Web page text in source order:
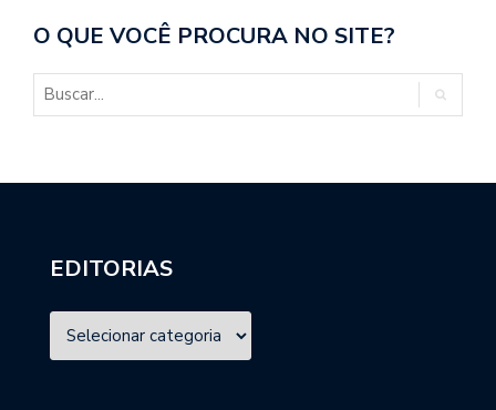
O QUE VOCÊ PROCURA NO SITE?
EDITORIAS